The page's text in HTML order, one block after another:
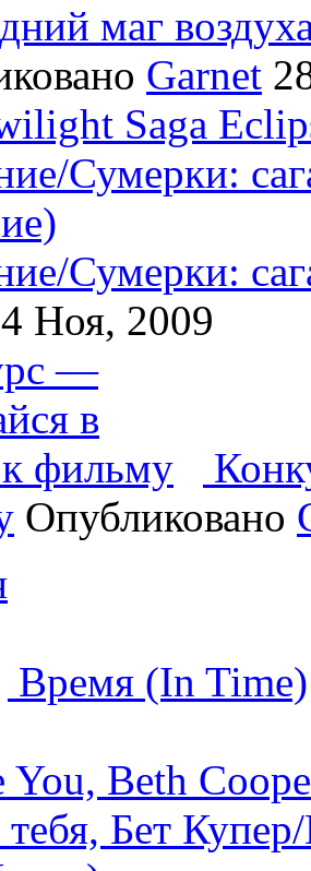
маг
Garnet
Сумерки:
4 Ноя, 2009
Опубликовано
Время (In Time)